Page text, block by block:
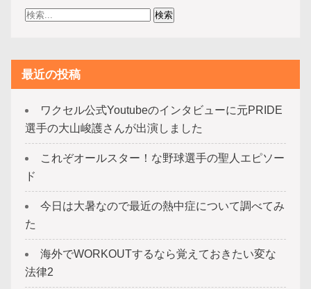
ー
送
り
最近の投稿
ワクセル公式Youtubeのインタビューに元PRIDE
選手の大山峻護さんが出演しました
これぞオールスター！な野球選手の聖人エピソー
ド
今日は大暑なので最近の熱中症について調べてみ
た
海外でWORKOUTするなら覚えておきたい変な
法律2